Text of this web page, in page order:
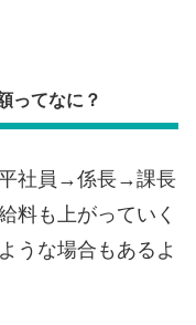
ってなに？
平社員→係長→課長
料も上がっていく
うな場合もあるよ